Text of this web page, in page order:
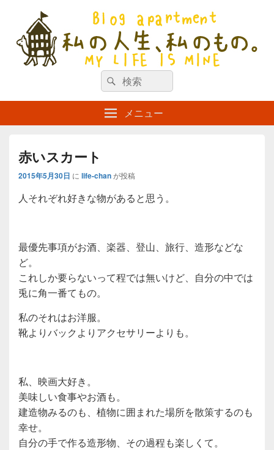
私の人生、私のもの。【新館】
検
索
対
象:
検
索
メニュー
赤いスカート
2015年5月30日 に life-chanが投稿
人それぞれ好きな物があると思う。
最優先事項がお酒、楽器、登山、旅行、造形などな
ど。
これしか要らないって程では無いけど、自分の中では
兎に角一番てもの。
私のそれはお洋服。
靴よりバックよりアクセサリーよりも。
私、映画大好き。
美味しい食事やお酒も。
建造物みるのも、植物に囲まれた場所を散策するのも
幸せ。
自分の手で作る造形物、その過程も楽しくて。